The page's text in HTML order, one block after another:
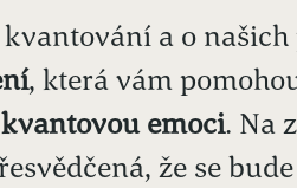
a o
, která vám
emoci. Na
že se